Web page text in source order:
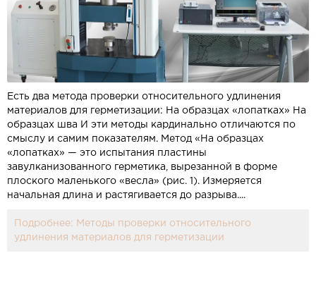
Есть два метода проверки относительного удлинения
материалов для герметизации: На образцах «лопатках» На
образцах шва И эти методы кардинально отличаются по
смыслу и самим показателям. Метод «На образцах
«лопатках» — это испытания пластины
завулканизованного герметика, вырезанной в форме
плоского маленького «весла» (рис. 1). Измеряется
начальная длина и растягивается до разрыва....
Подробнее: Методы проверки относительного
удлинения материалов для герметизации